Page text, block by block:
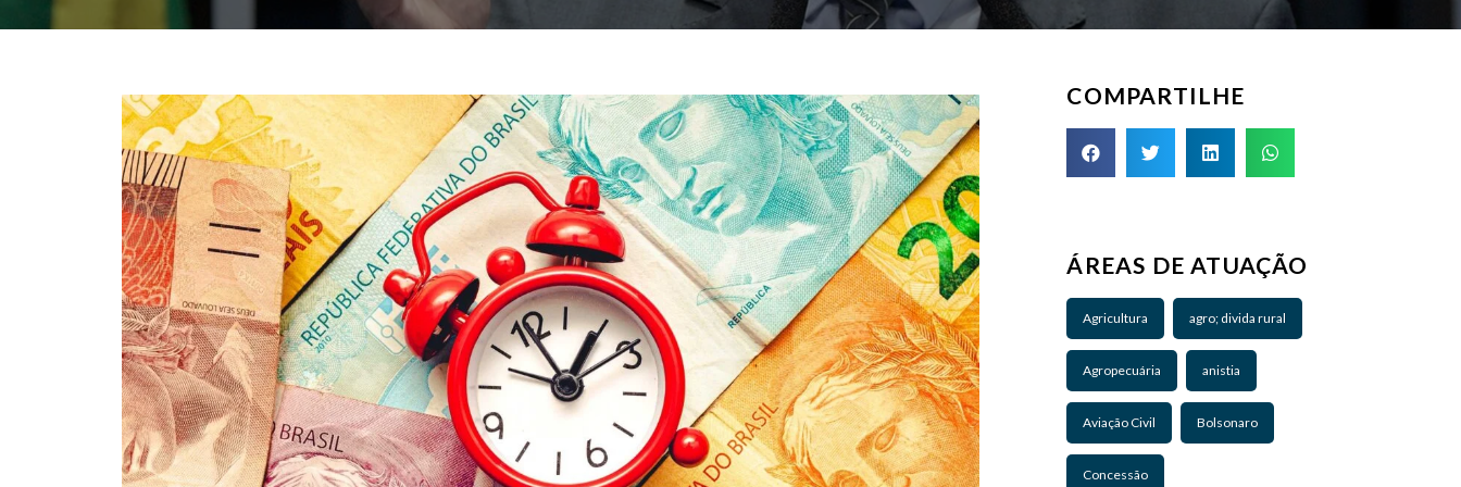
COMPARTILHE
ÁREAS DE ATUAÇÃO
Agricultura agro; divida rural
Agropecuária anistia
Aviação Civil Bolsonaro
Concessão